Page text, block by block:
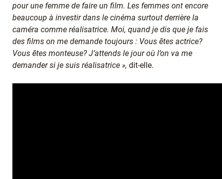
pour une femme de faire un film. Les femmes ont encore
beaucoup à investir dans le cinéma surtout derrière la
caméra comme réalisatrice. Moi, quand je dis que je fais
des films on me demande toujours : Vous êtes actrice?
Vous êtes monteuse? J’attends le jour où l’on va me
demander si je suis réalisatrice », dit-elle.